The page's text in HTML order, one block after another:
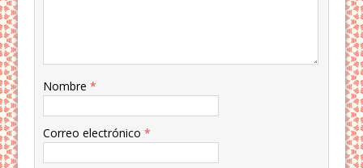
Nombre*
Correo electrónico*